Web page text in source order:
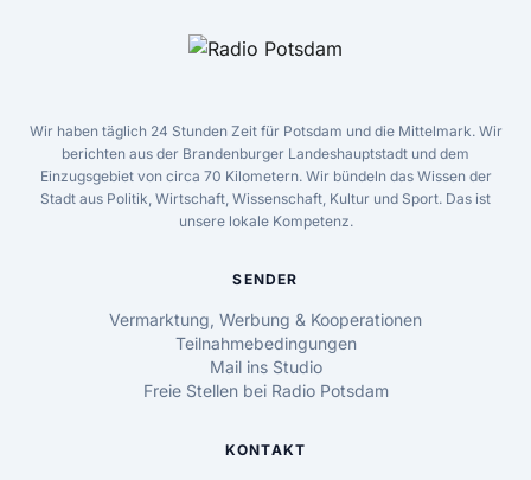
Wir haben täglich 24 Stunden Zeit für Potsdam und die Mittelmark. Wir
berichten aus der Brandenburger Landeshauptstadt und dem
Einzugsgebiet von circa 70 Kilometern. Wir bündeln das Wissen der
Stadt aus Politik, Wirtschaft, Wissenschaft, Kultur und Sport. Das ist
unsere lokale Kompetenz.
SENDER
Vermarktung, Werbung & Kooperationen
Teilnahmebedingungen
Mail ins Studio
Freie Stellen bei Radio Potsdam
KONTAKT